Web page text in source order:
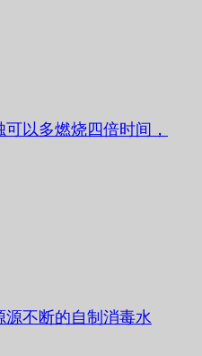
以多燃烧四倍时间，
不断的自制消毒水